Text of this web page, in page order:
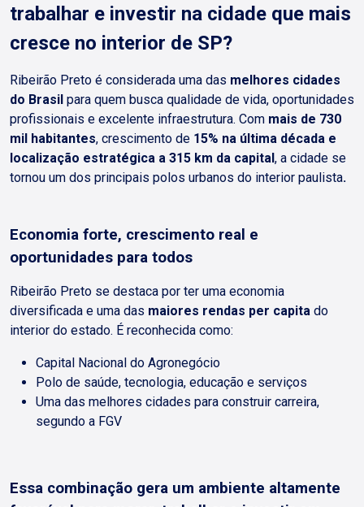
trabalhar e investir na cidade que mais
cresce no interior de SP?
Ribeirão Preto é considerada uma das melhores cidades
do Brasil para quem busca qualidade de vida, oportunidades
profissionais e excelente infraestrutura. Com mais de 730
mil habitantes, crescimento de 15% na última década e
localização estratégica a 315 km da capital, a cidade se
tornou um dos principais polos urbanos do interior paulista.
Economia forte, crescimento real e
oportunidades para todos
Ribeirão Preto se destaca por ter uma economia
diversificada e uma das maiores rendas per capita do
interior do estado. É reconhecida como:
Capital Nacional do Agronegócio
Polo de saúde, tecnologia, educação e serviços
Uma das melhores cidades para construir carreira,
segundo a FGV
Essa combinação gera um ambiente altamente